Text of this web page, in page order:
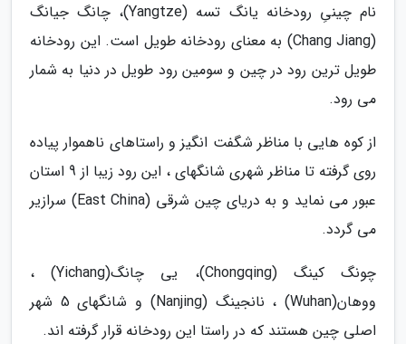
نام چینیِ رودخانه یانگ تسه (Yangtze)، چانگ جیانگ
(Chang Jiang) به معنای رودخانه طویل است. این رودخانه
طویل ترین رود در چین و سومین رود طویل در دنیا به شمار
می رود.
از کوه هایی با مناظر شگفت انگیز و راستاهای ناهموار پیاده
روی گرفته تا مناظر شهری شانگهای ، این رود زیبا از 9 استان
عبور می نماید و به دریای چین شرقی (East China) سرازیر
می گردد.
چونگ کینگ (Chongqing)، یی چانگ(Yichang) ،
ووهان(Wuhan) ، نانجینگ (Nanjing) و شانگهای 5 شهر
اصلی چین هستند که در راستا این رودخانه قرار گرفته اند.